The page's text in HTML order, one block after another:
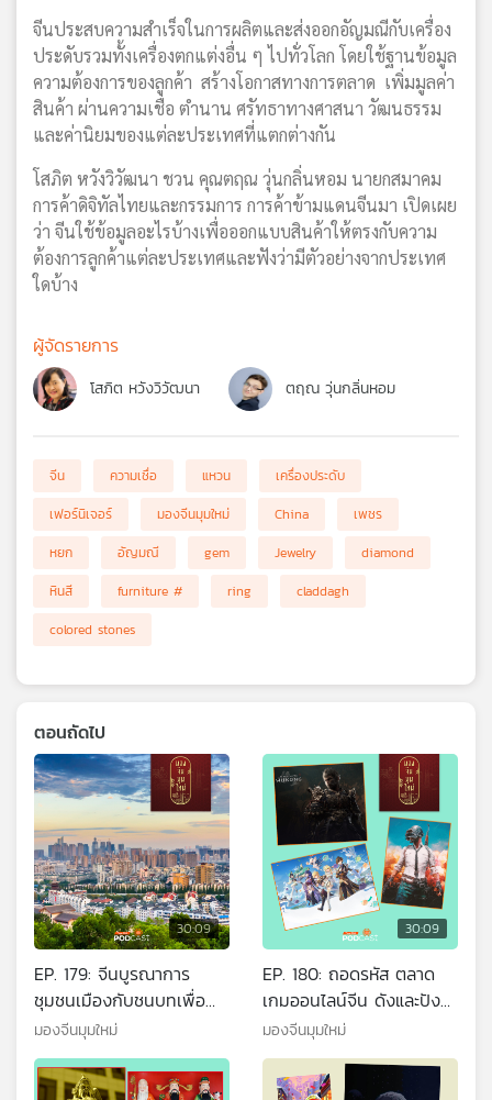
เครือ
ข่าย
จีนประสบความสำเร็จในการผลิตและส่งออกอัญมณีกับเครื่อง
ประดับรวมทั้งเครื่องตกแต่งอื่น ๆ ไปทั่วโลก โดยใช้ฐานข้อมูล
ความต้องการของลูกค้า สร้างโอกาสทางการตลาด เพิ่มมูลค่า
สินค้า ผ่านความเชื่อ ตำนาน ศรัทธาทางศาสนา วัฒนธรรม
และค่านิยมของแต่ละประเทศที่แตกต่างกัน
โสภิต หวังวิวัฒนา ชวน คุณตฤณ วุ่นกลิ่นหอม นายกสมาคม
การค้าดิจิทัลไทยและกรรมการ การค้าข้ามแดนจีนมา เปิดเผย
ว่า จีนใช้ข้อมูลอะไรบ้างเพื่อออกแบบสินค้าให้ตรงกับความ
ต้องการลูกค้าแต่ละประเทศและฟังว่ามีตัวอย่างจากประเทศ
ใดบ้าง
ผู้จัดรายการ
โสภิต หวังวิวัฒนา ตฤณ วุ่นกลิ่นหอม
จีน ความเชื่อ แหวน
เครื่องประดับ
เฟอร์นิเจอร์
มองจีนมุมใหม่ China
เพชร
หยก
อัญมณี gem Jewelry
diamond
หินสี
furniture # ring
claddagh
colored stones
ตอนถัดไป
30:09
EP. 179: จีนบูรณาการ
ชุมชนเมืองกับชนบทเพื่อ
การเติบโตครั้งใหม่
มองจีนมุมใหม่
30:09
EP. 180: ถอดรหัส ตลาด
เกมออนไลน์จีน ดังและปัง
ทำได้อย่างไร
มองจีนมุมใหม่